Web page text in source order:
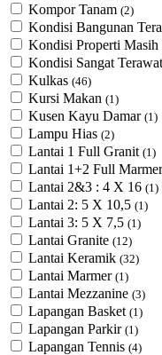
Kompor Tanam (2)
Kondisi Bangunan
Kondisi Properti Masih
Kondisi Sangat Terawat
Kulkas (46)
Kursi Makan (1)
Kusen Kayu Damar (1)
Lampu Hias (2)
Lantai 1 Full Granit (1)
Lantai 1+2 Full
Lantai 2&3 : 4 X 16 (1)
Lantai 2: 5 X 10,5 (1)
Lantai 3: 5 X 7,5 (1)
Lantai Granite (12)
Lantai Keramik (32)
Lantai Marmer (1)
Lantai Mezzanine (3)
Lapangan Basket (1)
Lapangan Parkir (1)
Lapangan Tennis (4)